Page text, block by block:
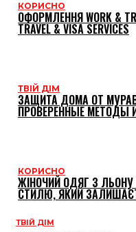
КОРИСНО
ОФОРМЛЕННЯ WORK &
TRAVEL & VISA SERVICES
ТВІЙ ДІМ
ЗАЩИТА ДОМА ОТ
ПРОВЕРЕННЫЕ МЕТОДЫ
КОРИСНО
ЖІНОЧИЙ ОДЯГ З ЛЬОНУ
СТИЛЮ, ЯКИЙ
ТВІЙ ДІМ